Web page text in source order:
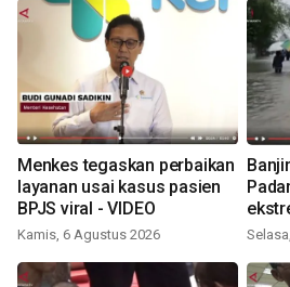
Menkes tegaskan perbaikan
layanan usai kasus pasien
BPJS viral - VIDEO
Kamis, 6 Agustus 2026